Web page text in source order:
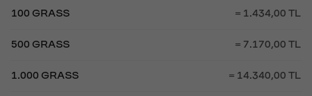
100 GRASS = 1.434,00 TL
500 GRASS = 7.170,00 TL
1.000 GRASS = 14.340,00 TL